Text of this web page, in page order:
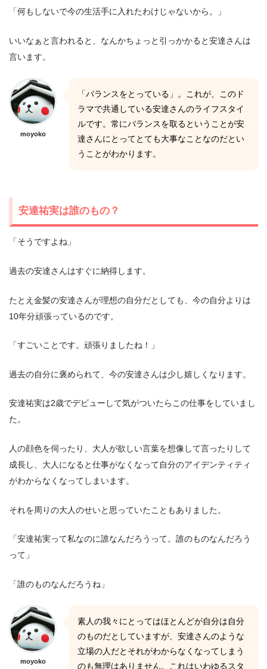
「何もしないで今の生活手に入れたわけじゃないから。」
いいなぁと言われると、なんかちょっと引っかかると安達さんは
言います。
moyoko
「バランスをとっている」。これが、このド
ラマで共通している安達さんのライフスタイ
ルです。常にバランスを取るということが安
達さんにとってとても大事なことなのだとい
うことがわかります。
安達祐実は誰のもの？
「そうですよね」
過去の安達さんはすぐに納得します。
たとえ金髪の安達さんが理想の自分だとしても、今の自分よりは
10年分頑張っているのです。
「すごいことです。頑張りましたね！」
過去の自分に褒められて、今の安達さんは少し嬉しくなります。
安達祐実は2歳でデビューして気がついたらこの仕事をしていまし
た。
人の顔色を伺ったり、大人が欲しい言葉を想像して言ったりして
成長し、大人になると仕事がなくなって自分のアイデンティティ
がわからなくなってしまいます。
それを周りの大人のせいと思っていたこともありました。
「安達祐実って私なのに誰なんだろうって。誰のものなんだろう
って」
「誰のものなんだろうね」
moyoko
素人の我々にとってはほとんどが自分は自分
のものだとしていますが、安達さんのような
立場の人だとそれがわからなくなってしまう
のも無理はありません。これはいわゆるスタ